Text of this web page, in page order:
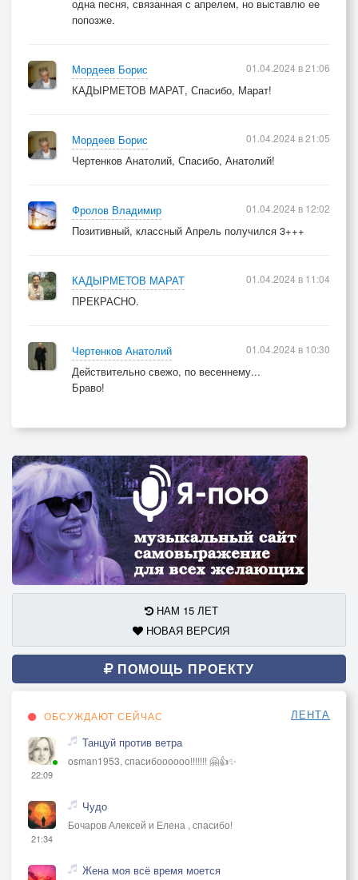
одна песня, связанная с апрелем, но выставлю ее
попозже.
Мордеев Борис
КАДЫРМЕТОВ МАРАТ, Спасибо, Марат!
01.04.2024 в 21:06
Мордеев Борис
Чертенков Анатолий, Спасибо, Анатолий!
01.04.2024 в 21:05
Фролов Владимир
Позитивный, классный Апрель получился 3+++
01.04.2024 в 12:02
КАДЫРМЕТОВ МАРАТ
ПРЕКРАСНО.
01.04.2024 в 11:04
Чертенков Анатолий
Действительно свежо, по весеннему...
Браво!
01.04.2024 в 10:30
НАМ 15 ЛЕТ
НОВАЯ ВЕРСИЯ
ПОМОЩЬ ПРОЕКТУ
ОБСУЖДАЮТ СЕЙЧАС ЛЕНТА
22:09
Танцуй против ветра
osman1953, спасибоооооо!!!!!!! 🤗👍✨
21:34
Чудо
Бочаров Алексей и Елена , спасибо!
Жена моя всё время моется